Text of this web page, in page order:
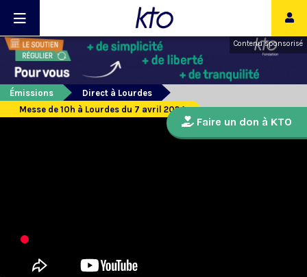
Contenu sponsorisé
Émissions
Direct à Lourdes
Messe de 10h à Lourdes du 7 avril 2024
Faire un don à KTO